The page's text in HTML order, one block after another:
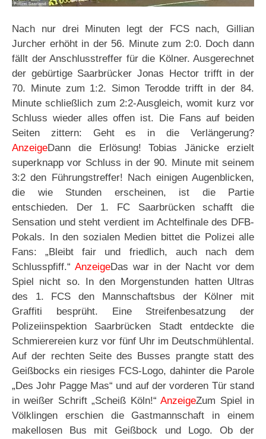
Nach nur drei Minuten legt der FCS nach, Gillian
Jurcher erhöht in der 56. Minute zum 2:0. Doch dann
fällt der Anschlusstreffer für die Kölner. Ausgerechnet
der gebürtige Saarbrücker Jonas Hector trifft in der
70. Minute zum 1:2. Simon Terodde trifft in der 84.
Minute schließlich zum 2:2-Ausgleich, womit kurz vor
Schluss wieder alles offen ist. Die Fans auf beiden
Seiten zittern: Geht es in die Verlängerung?
AnzeigeDann die Erlösung! Tobias Jänicke erzielt
superknapp vor Schluss in der 90. Minute mit seinem
3:2 den Führungstreffer! Nach einigen Augenblicken,
die wie Stunden erscheinen, ist die Partie
entschieden. Der 1. FC Saarbrücken schafft die
Sensation und steht verdient im Achtelfinale des DFB-
Pokals. In den sozialen Medien bittet die Polizei alle
Fans: „Bleibt fair und friedlich, auch nach dem
Schlusspfiff.“ AnzeigeDas war in der Nacht vor dem
Spiel nicht so. In den Morgenstunden hatten Ultras
des 1. FCS den Mannschaftsbus der Kölner mit
Graffiti besprüht. Eine Streifenbesatzung der
Polizeiinspektion Saarbrücken Stadt entdeckte die
Schmierereien kurz vor fünf Uhr im Deutschmühlental.
Auf der rechten Seite des Busses prangte statt des
Geißbocks ein riesiges FCS-Logo, dahinter die Parole
„Des Johr Pagge Mas“ und auf der vorderen Tür stand
in weißer Schrift „Scheiß Köln!“AnzeigeZum Spiel in
Völklingen erschien die Gastmannschaft in einem
makellosen Bus mit Geißbock und Logo. Ob der